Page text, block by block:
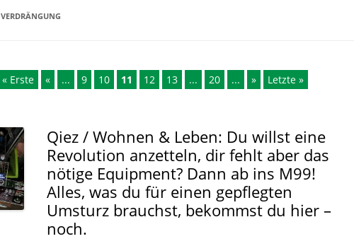
VERDRÄNGUNG
« Erste « ... 9 10 11 12 13 ... 20 ... » Letzte »
Qiez / Wohnen & Leben: Du willst eine
Revolution anzetteln, dir fehlt aber das
nötige Equipment? Dann ab ins M99!
Alles, was du für einen gepflegten
Umsturz brauchst, bekommst du hier –
noch.